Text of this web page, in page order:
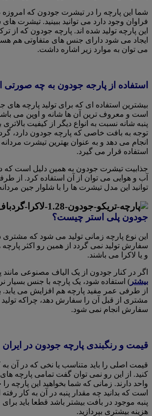
شما این پارچه را در تیشرت جودون که امروزه
فراوان وجود دارد می توانید ببینید. تیشرت های
این پارچه تولید شده اند. پارچه جودون که از
ایجاد می شود دارای جنس های متفاوتی هم
می توان به موارد زیر اشاره داشت.
استفاده از پارجه جودون به چه
بیشترین استفاده ای که برای تولید پارچه های
است و معروف ترین آن ها شانه و اوپن می
پنبه شانه نسبت به انواع دیگر از کیفیت
توجه به بافت خاصی که پارچه جودون دارد،
انجام می دهد و به عنوان بهترین تیشرت
استفاده قرار می گیرد.
جذابیت تیشرت جودون به همین دلیل است که
آب و‌ هوایی می توان از آن استفاده کرد. از
توانید این مدل تیشرت ها را با شلوار جین
جودون پلی استر چیست؟
این نوع پارچه زمانی تولید می شود که مشتری
سفارش تولید نمی گردد از همین رو اکثر پارچه
و یا لاکرا می باشند.
اگر در کنار جودون از یک الیاف مصنوعی مانند
بیشتر ) استفاده شود، یک پارچه با جنس بسیار
از طرفی عمر مفید پارچه هم افزایش می یابد.
مشتری از قبل آن را سفارش دهد، چراکه تولید
سفارش انجام نمی شود.
قیمت و رنگبندی پارچه جودون در ایران
قیمت اصلی را باید متناسب یا نخی که در آن
کنید. از این رو نمی توان گفت تمامی پارچه
واحد دارند. زمانی که شما بخواهید این پارچه را
است که بدانید چه مقدار پنبه در آن به کار
پنبه موجود در بافت بیشتر باشد قطعا باید
هزینه بیشتری بپردازید.